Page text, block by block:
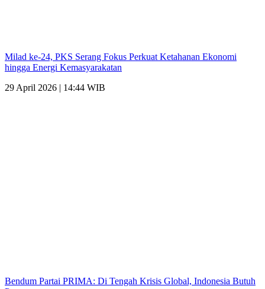
Milad ke-24, PKS Serang Fokus Perkuat Ketahanan Ekonomi
hingga Energi Kemasyarakatan
29 April 2026 | 14:44 WIB
Bendum Partai PRIMA: Di Tengah Krisis Global, Indonesia Butuh